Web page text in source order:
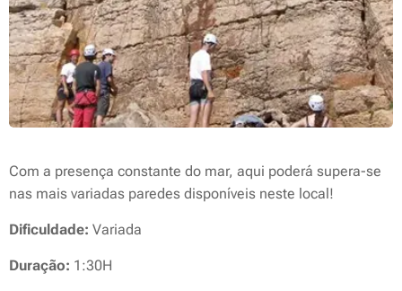
Com a presença constante do mar, aqui poderá supera-se
nas mais variadas paredes disponíveis neste local!
Dificuldade: Variada
Duração: 1:30H